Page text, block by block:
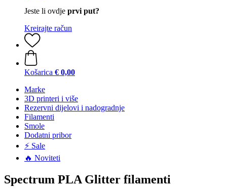
Jeste li ovdje prvi put?
Kreirajte račun
Košarica € 0,00
Marke
3D printeri i više
Rezervni dijelovi i nadogradnje
Filamenti
Smole
Dodatni pribor
⚡ Sale
🔥 Noviteti
Spectrum PLA Glitter filamenti